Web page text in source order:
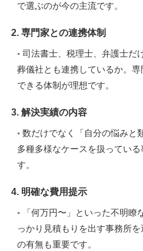
で選ぶのが今の主流です。
2. 専門家との連携体制
◦ 司法書士、税理士、弁護士だ
葬儀社とも連携しているか。
できる体制が理想です。
3. 解決実績の内容
◦ 数だけでなく「自分の悩みと
多種多様なケースを扱ってい
す。
4. 明確な費用提示
◦ 「何万円〜」といった不明瞭
っかり見積もりを出す事務所
の有無も重要です。